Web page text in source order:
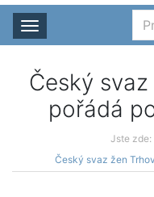
Rozbalit
Český
pořádá
Jste zde:
Český svaz žen